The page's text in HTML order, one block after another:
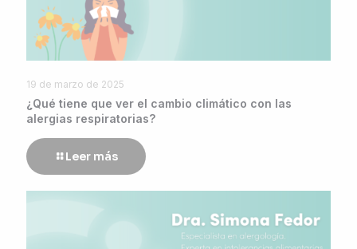
19 de marzo de 2025
¿Qué tiene que ver el cambio climático con las
alergias respiratorias?
Leer más